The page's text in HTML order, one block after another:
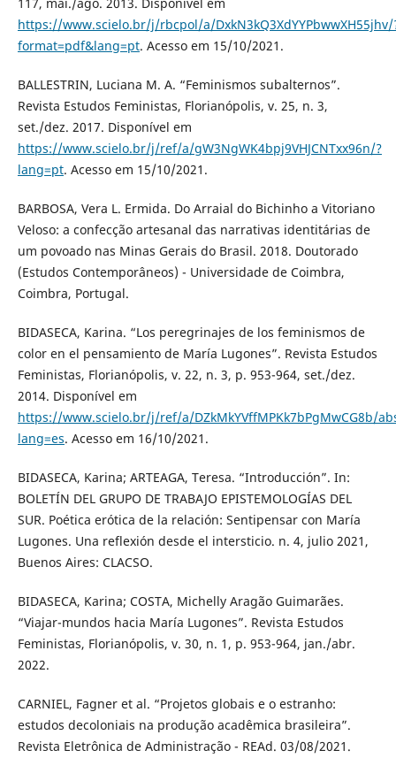
https://www.scielo.br/j/rbcpol/a/DxkN3kQ3XdYYPbwwXH55jhv/
format=pdf&lang=pt. Acesso em 15/10/2021.
BALLESTRIN, Luciana M. A. “Feminismos subalternos”.
Revista Estudos Feministas, Florianópolis, v. 25, n. 3,
set./dez. 2017. Disponível em
https://www.scielo.br/j/ref/a/gW3NgWK4bpj9VHJCNTxx96n/?
lang=pt. Acesso em 15/10/2021.
BARBOSA, Vera L. Ermida. Do Arraial do Bichinho a Vitoriano
Veloso: a confecção artesanal das narrativas identitárias de
um povoado nas Minas Gerais do Brasil. 2018. Doutorado
(Estudos Contemporâneos) - Universidade de Coimbra,
Coimbra, Portugal.
BIDASECA, Karina. “Los peregrinajes de los feminismos de
color en el pensamiento de María Lugones”. Revista Estudos
Feministas, Florianópolis, v. 22, n. 3, p. 953-964, set./dez.
2014. Disponível em
https://www.scielo.br/j/ref/a/DZkMkYVffMPKk7bPgMwCG8b/
lang=es. Acesso em 16/10/2021.
BIDASECA, Karina; ARTEAGA, Teresa. “Introducción”. In:
BOLETÍN DEL GRUPO DE TRABAJO EPISTEMOLOGÍAS DEL
SUR. Poética erótica de la relación: Sentipensar con María
Lugones. Una reflexión desde el intersticio. n. 4, julio 2021,
Buenos Aires: CLACSO.
BIDASECA, Karina; COSTA, Michelly Aragão Guimarães.
“Viajar-mundos hacia María Lugones”. Revista Estudos
Feministas, Florianópolis, v. 30, n. 1, p. 953-964, jan./abr.
2022.
CARNIEL, Fagner et al. “Projetos globais e o estranho:
estudos decoloniais na produção acadêmica brasileira”.
Revista Eletrônica de Administração - REAd. 03/08/2021.